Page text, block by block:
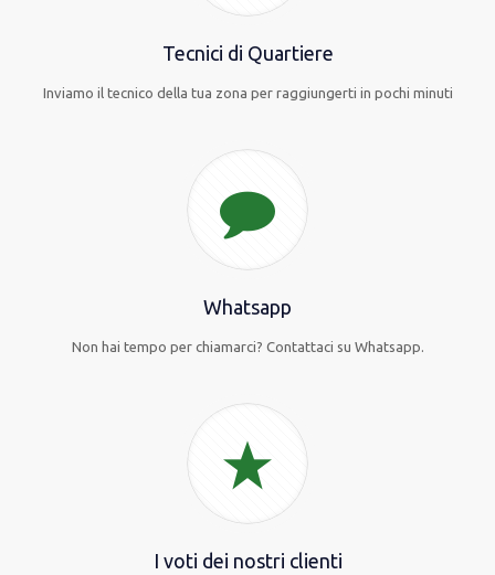
Tecnici di Quartiere
Inviamo il tecnico della tua zona per raggiungerti in pochi minuti
Whatsapp
Non hai tempo per chiamarci? Contattaci su Whatsapp.
I voti dei nostri clienti